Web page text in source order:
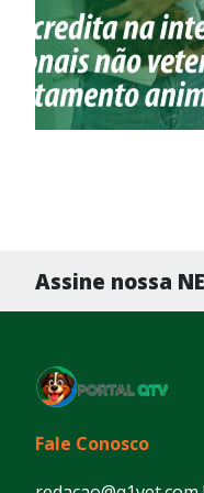
Assine nossa
Fale Conosco